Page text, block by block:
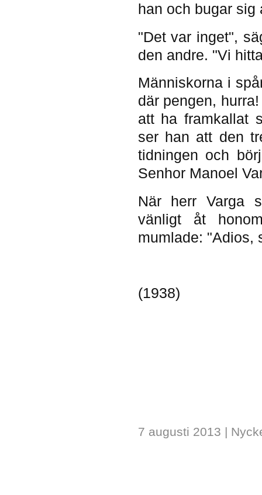
han och bugar sig
"Det var inget",
den andre. "Vi
Människorna i
där pengen,
att ha framkallat
ser han att den
tidningen och
Senhor Manoel
När herr Varga
vänligt åt
mumlade: "Adios,
(1938)
7 augusti 2013 |